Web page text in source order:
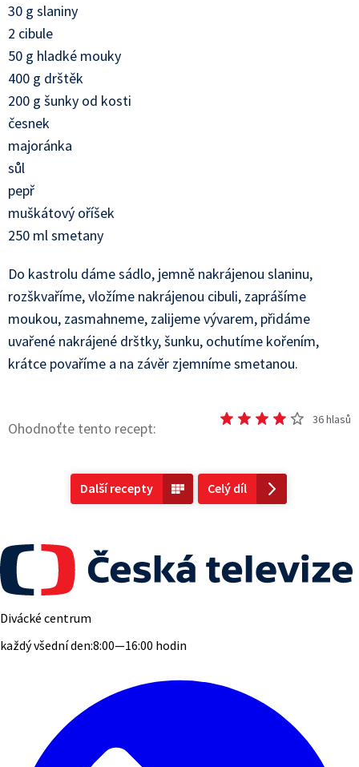
30 g slaniny
2 cibule
50 g hladké mouky
400 g drštěk
200 g šunky od kosti
česnek
majoránka
sůl
pepř
muškátový oříšek
250 ml smetany
Do kastrolu dáme sádlo, jemně nakrájenou slaninu,
rozškvaříme, vložíme nakrájenou cibuli, zaprášíme
moukou, zasmahneme, zalijeme vývarem, přidáme
uvařené nakrájené drštky, šunku, ochutíme kořením,
krátce povaříme a na závěr zjemníme smetanou.
Ohodnoťte tento recept: 36hlasů
Další recepty Celý díl